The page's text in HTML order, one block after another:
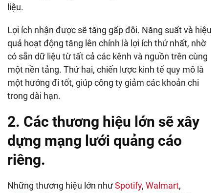
liệu.
Lợi ích nhận được sẽ tăng gấp đôi. Năng suất và hiệu
quả hoạt động tăng lên chính là lợi ích thứ nhất, nhờ
có sẵn dữ liệu từ tất cả các kênh và nguồn trên cùng
một nền tảng. Thứ hai, chiến lược kinh tế quy mô là
một hướng đi tốt, giúp công ty giảm các khoản chi
trong dài hạn.
2. Các thương hiệu lớn sẽ xây
dựng mạng lưới quảng cáo
riêng.
Những thương hiệu lớn nhưSpotify, Walmart,